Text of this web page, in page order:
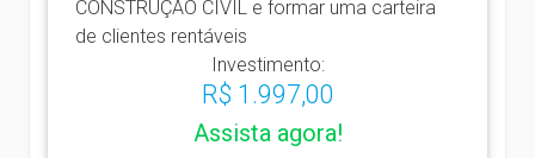
CONSTRUÇÃO CIVIL e formar uma carteira
de clientes rentáveis
Investimento:
R$ 1.997,00
Assista agora!